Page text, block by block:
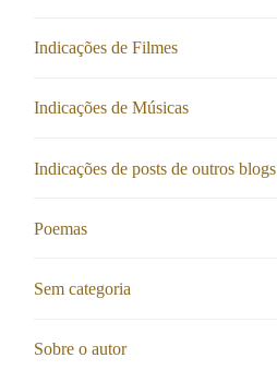
Indicações de Filmes
Indicações de Músicas
Indicações de posts de outros blogs
Poemas
Sem categoria
Sobre o autor